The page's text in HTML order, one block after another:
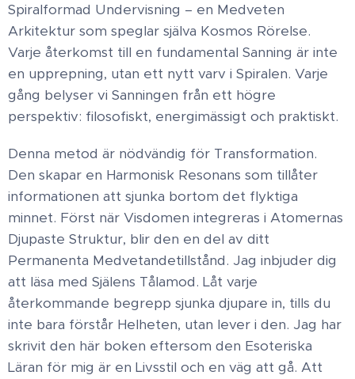
Spiralformad Undervisning – en Medveten
Arkitektur som speglar själva Kosmos Rörelse.
Varje återkomst till en fundamental Sanning är inte
en upprepning, utan ett nytt varv i Spiralen. Varje
gång belyser vi Sanningen från ett högre
perspektiv: filosofiskt, energimässigt och praktiskt.
Denna metod är nödvändig för Transformation.
Den skapar en Harmonisk Resonans som tillåter
informationen att sjunka bortom det flyktiga
minnet. Först när Visdomen integreras i Atomernas
Djupaste Struktur, blir den en del av ditt
Permanenta Medvetandetillstånd. Jag inbjuder dig
att läsa med Själens Tålamod. Låt varje
återkommande begrepp sjunka djupare in, tills du
inte bara förstår Helheten, utan lever i den. Jag har
skrivit den här boken eftersom den Esoteriska
Läran för mig är en Livsstil och en väg att gå. Att